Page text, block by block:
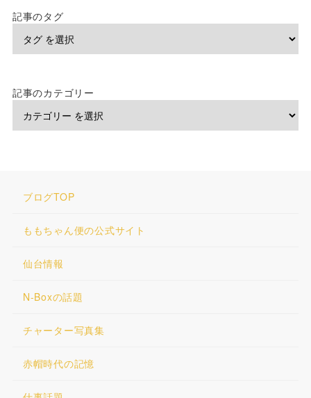
記事のタグ
記事のカテゴリー
ブログTOP
ももちゃん便の公式サイト
仙台情報
N-Boxの話題
チャーター写真集
赤帽時代の記憶